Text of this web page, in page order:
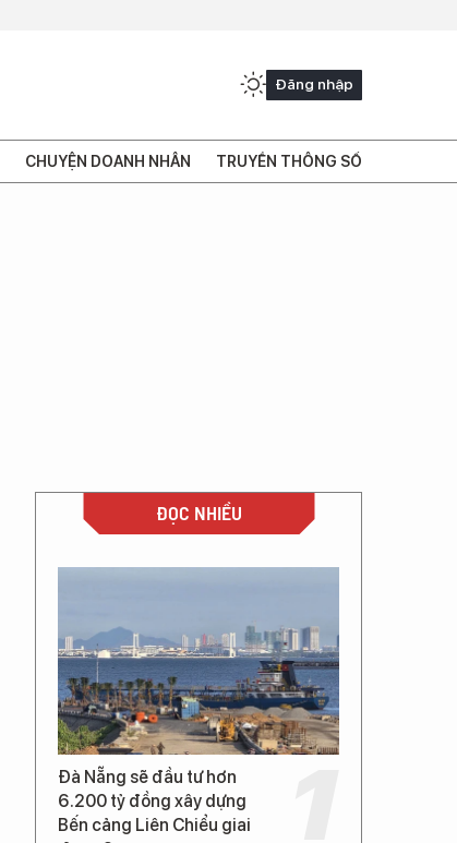
Đăng nhập
CHUYỆN DOANH NHÂN TRUYỀN THÔNG SỐ
ĐỌC NHIỀU
Đà Nẵng sẽ đầu tư hơn
6.200 tỷ đồng xây dựng
Bến cảng Liên Chiểu giai